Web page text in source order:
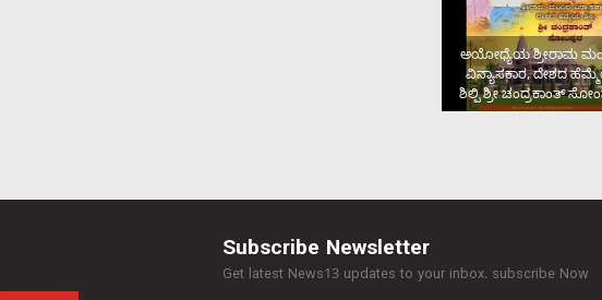
ಅಯೋಧ್ಯೆಯ ಶ್ರೀರಾಮ
ವಿನ್ಯಾಸಕಾರ, ದೇಶದ
ಶಿಲ್ಪಿ ಶ್ರೀ ಚಂದ್ರಕಾಂತ್‌
Subscribe Newsletter
Get latest News13 updates to your inbox. subscribe Now